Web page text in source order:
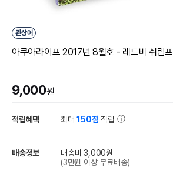
관상어
아쿠아라이프 2017년 8월호 - 레드비 쉬림프
9,000원
적립혜택 최대150점 적립
배송정보
배송비 3,000원
(3만원 이상 무료배송)